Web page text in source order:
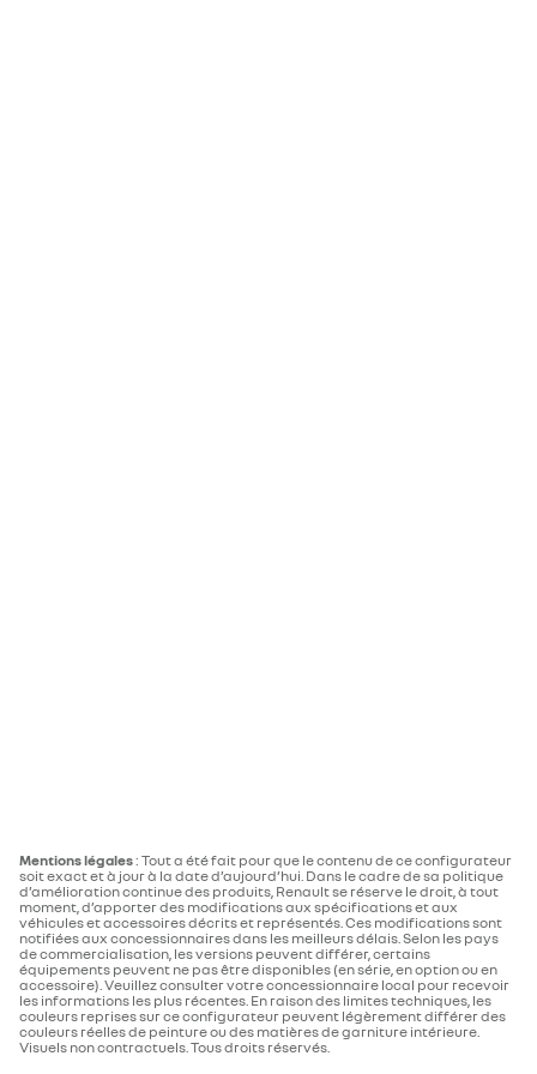
Mentions légales: Tout a été fait pour que le contenu de ce configurateur
soit exact et à jour à la date d’aujourd’hui. Dans le cadre de sa politique
d’amélioration continue des produits, Renault se réserve le droit, à tout
moment, d’apporter des modifications aux spécifications et aux
véhicules et accessoires décrits et représentés. Ces modifications sont
notifiées aux concessionnaires dans les meilleurs délais. Selon les pays
de commercialisation, les versions peuvent différer, certains
équipements peuvent ne pas être disponibles (en série, en option ou en
accessoire). Veuillez consulter votre concessionnaire local pour recevoir
les informations les plus récentes. En raison des limites techniques, les
couleurs reprises sur ce configurateur peuvent légèrement différer des
couleurs réelles de peinture ou des matières de garniture intérieure.
Visuels non contractuels. Tous droits réservés.